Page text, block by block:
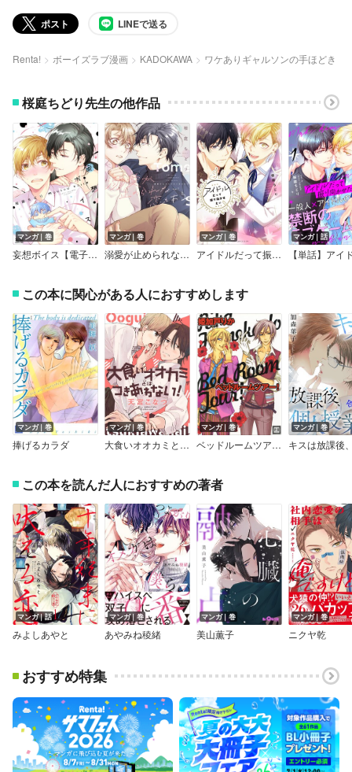
ポスト LINEで送る
Renta! ボーイズラブ漫画 KADOKAWA ワケありギャルソンの手ほどき
桜庭ちどり先生の他作品
マンガ｜巻
妄想ボイス【電子限定おまけ付き】
マンガ｜巻
溺愛が止められない恋もある【電子限定おまけ付き】
マンガ｜巻
アイドルだって振り向かせたい 【電子特典付き】
マンガ｜話
この本に関心がある人におすすめします
マンガ｜巻
捧げるカラダ
マンガ｜巻
大食いオオカミとはつきあわない！【おまけ描き下ろし付き】
マンガ｜巻
ベッドルームツアー！
マンガ｜巻
この本を読んだ人におすすめの著者
マンガ｜話
みよしあやと
マンガ｜巻
あやみね稜緒
マンガ｜巻
美山薫子
マンガ｜巻
ニクヤ乾
おすすめ特集